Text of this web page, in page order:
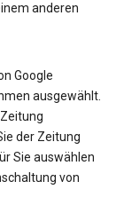
anderen
Google
ausgewählt.
der Zeitung
Sie auswählen
von